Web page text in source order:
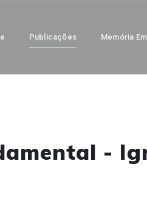
Publicações Memória
-